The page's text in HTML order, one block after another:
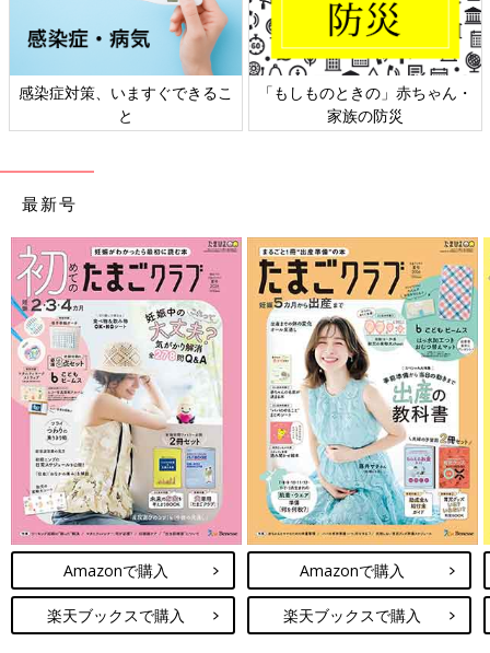
感染症対策、いますぐできるこ
と
「もしものときの」赤ちゃん・
家族の防災
最新号
Amazonで購入
楽天ブックスで購入
Amazonで購入
楽天ブックスで購入